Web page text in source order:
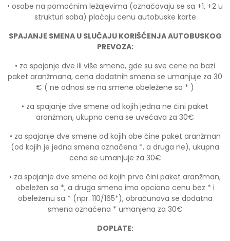
• osobe na pomoćnim ležajevima (označavaju se sa +1, +2 u
strukturi soba) plaćaju cenu autobuske karte
SPAJANJE SMENA U SLUČAJU KORIŠĆENJA AUTOBUSKOG
PREVOZA:
• za spajanje dve ili više smena, gde su sve cene na bazi
paket aranžmana, cena dodatnih smena se umanjuje za 30
€ ( ne odnosi se na smene obeležene sa * )
• za spajanje dve smene od kojih jedna ne čini paket
aranžman, ukupna cena se uvećava za 30€
• za spajanje dve smene od kojih obe čine paket aranžman
(od kojih je jedna smena označena *, a druga ne), ukupna
cena se umanjuje za 30€
• za spajanje dve smene od kojih prva čini paket aranžman,
obeležen sa *, a druga smena ima opciono cenu bez * i
obeleženu sa * (npr. 110/165*), obračunava se dodatna
smena označena * umanjena za 30€
DOPLATE: